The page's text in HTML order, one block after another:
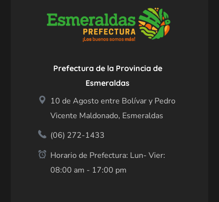
Prefectura de la Provincia de
Esmeraldas
10 de Agosto entre Bolívar y Pedro
Vicente Maldonado, Esmeraldas
(06) 272-1433
Horario de Prefectura: Lun- Vier:
08:00 am - 17:00 pm